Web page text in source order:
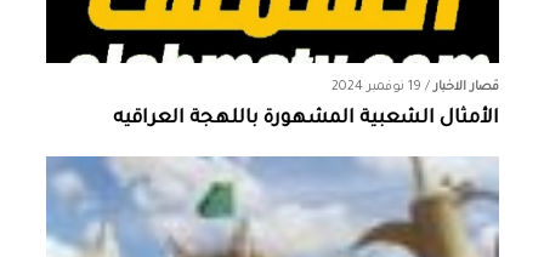
قصار الاخبار/ 19 نوفمبر 2024
الأمثال الشعبية المشهورة باللهجة العراقيه